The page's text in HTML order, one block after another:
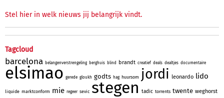
Stel hier in welk nieuws jij belangrijk vindt.
Tagcloud
barcelona belangenverstrengeling berghuis blind brandt creatief deals dealtjes documentaire
elsimao gerede gloukh godts hag huursom jordi leonardo lido
liquide marktconform mie regeer sevic stegen tadic torrents twente weghorst